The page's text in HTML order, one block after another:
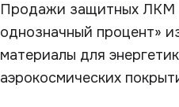
Продажи защитных ЛКМ
однозначный процент»
материалы для
аэрокосмических